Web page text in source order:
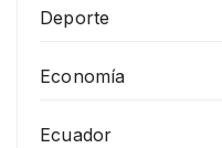
Deporte
Economía
Ecuador